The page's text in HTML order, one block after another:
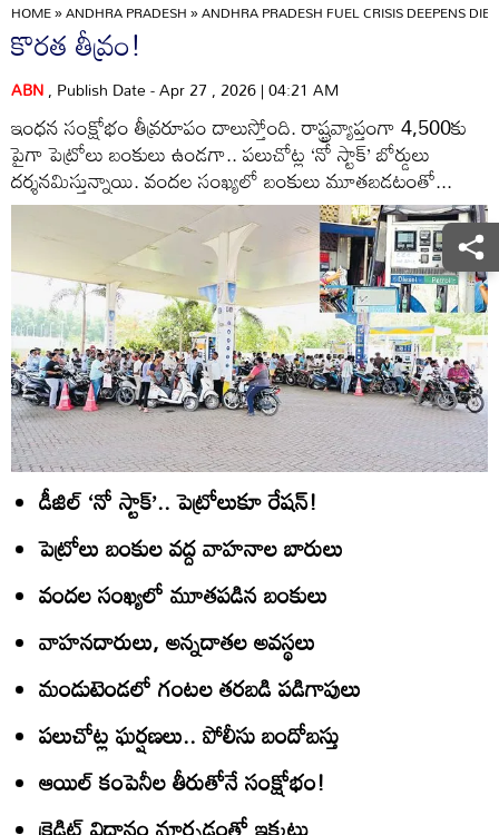
HOME»ANDHRA PRADESH»ANDHRA PRADESH FUEL CRISIS DEEPENS
కొరత తీవ్రం!
ABN, Publish Date - Apr 27 , 2026 | 04:21 AM
ఇంధన సంక్షోభం తీవ్రరూపం దాలుస్తోంది. రాష్ట్రవ్యాప్తంగా 4,500కు
పైగా పెట్రోలు బంకులు ఉండగా.. పలుచోట్ల ‘నో స్టాక్‌’ బోర్డులు
దర్శనమిస్తున్నాయి. వందల సంఖ్యలో బంకులు మూతబడటంతో...
డీజిల్‌ ‘నో స్టాక్‌’.. పెట్రోలుకూ రేషన్‌!
పెట్రోలు బంకుల వద్ద వాహనాల బారులు
వందల సంఖ్యలో మూతపడిన బంకులు
వాహనదారులు, అన్నదాతల అవస్థలు
మండుటెండలో గంటల తరబడి పడిగాపులు
పలుచోట్ల ఘర్షణలు.. పోలీసు బందోబస్తు
ఆయిల్‌ కంపెనీల తీరుతోనే సంక్షోభం!